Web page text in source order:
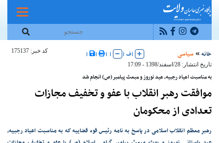
خانه سیاسی |ف |
|
|
|
|
کد خبر: 175137
تاریخ انتشار: 28/اسفند/1398 - 17:09
به مناسبت اعیاد رجبیه،‌ عید نوروز و مبعث پیامبر(ص) انجام شد
موافقت رهبر انقلاب با عفو و تخفیف مجازات
تعدادی از محکومان
رهبر معظم انقلاب اسلامی در پاسخ به نامه رئیس قوه قضاییه که به مناسبت اعیاد رجبیه،